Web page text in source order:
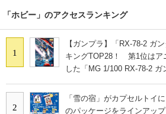
「ホビー」のアクセスランキング
1
【ガンプラ】「RX-78-2 ガ
キングTOP28！ 第1位はア
した「MG 1/100 RX-78-2 ガ
2
「雪の宿」がカプセルトイ
のパッケージをラインアッ